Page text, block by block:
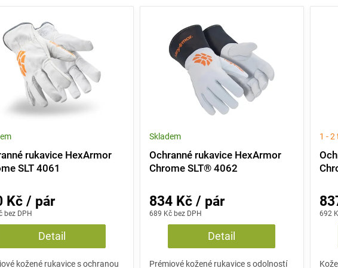
rukavice HexArmor
SLT 4061
bez DPH
Kč / pár
Detail
kožené rukavice s ochranou
Ochranné rukavice HexArmor
Chrome SLT® 4062
Skladem
689 Kč bez DPH
834 Kč / pár
Detail
Prémiové kožené rukavice s odolností
1 - 2
692